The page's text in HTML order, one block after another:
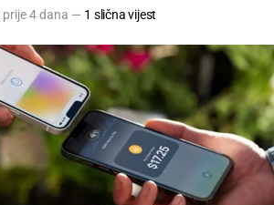
prije 4 dana — 1 slična vijest